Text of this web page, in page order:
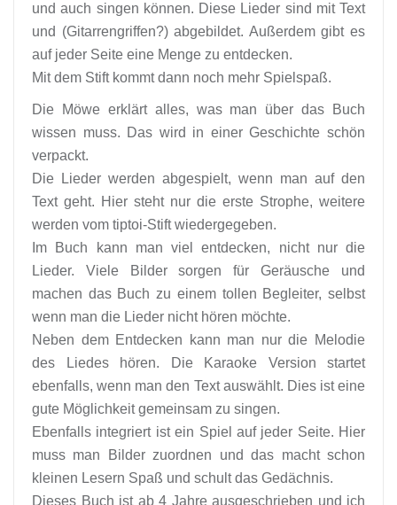
und auch singen können. Diese Lieder sind mit Text
und (Gitarrengriffen?) abgebildet. Außerdem gibt es
auf jeder Seite eine Menge zu entdecken.
Mit dem Stift kommt dann noch mehr Spielspaß.
Die Möwe erklärt alles, was man über das Buch
wissen muss. Das wird in einer Geschichte schön
verpackt.
Die Lieder werden abgespielt, wenn man auf den
Text geht. Hier steht nur die erste Strophe, weitere
werden vom tiptoi-Stift wiedergegeben.
Im Buch kann man viel entdecken, nicht nur die
Lieder. Viele Bilder sorgen für Geräusche und
machen das Buch zu einem tollen Begleiter, selbst
wenn man die Lieder nicht hören möchte.
Neben dem Entdecken kann man nur die Melodie
des Liedes hören. Die Karaoke Version startet
ebenfalls, wenn man den Text auswählt. Dies ist eine
gute Möglichkeit gemeinsam zu singen.
Ebenfalls integriert ist ein Spiel auf jeder Seite. Hier
muss man Bilder zuordnen und das macht schon
kleinen Lesern Spaß und schult das Gedächnis.
Dieses Buch ist ab 4 Jahre ausgeschrieben und ich